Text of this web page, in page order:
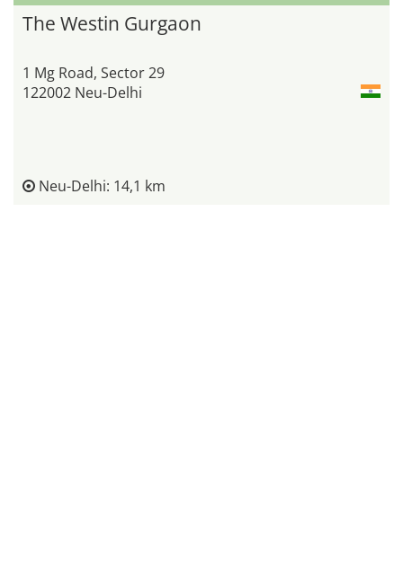
The Westin Gurgaon
1 Mg Road, Sector 29
122002 Neu-Delhi
Neu-Delhi: 14,1 km